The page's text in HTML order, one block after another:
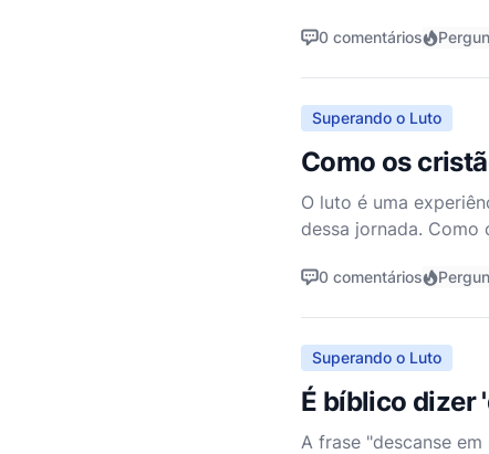
0 comentários
Superando o Luto
Como os
O luto é uma
dessa jornada. Como
0 comentários
Superando o Luto
É bíblico dizer
A frase "descanse